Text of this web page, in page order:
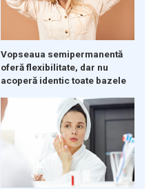
Vopseaua semipermanentă
oferă flexibilitate, dar nu
acoperă identic toate bazele